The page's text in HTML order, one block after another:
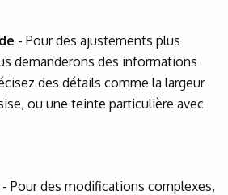
- Pour des ajustements plus
demanderons des informations
des détails comme la largeur
ou une teinte particulière avec
- Pour des modifications complexes,